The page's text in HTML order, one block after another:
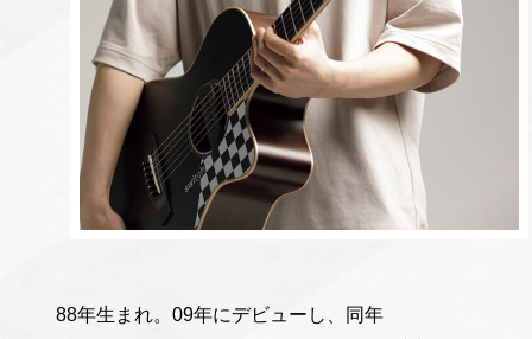
88年生まれ。09年にデビューし、同年